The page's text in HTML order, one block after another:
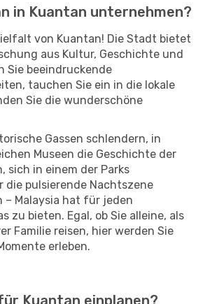
in Kuantan unternehmen?
von Kuantan! Die Stadt bietet
aus Kultur, Geschichte und
Sie beeindruckende
tauchen Sie ein in die lokale
Sie die wunderschöne
Gassen schlendern, in
Museen die Geschichte der
sich in einem der Parks
die pulsierende Nachtszene
– Malaysia hat für jeden
zu bieten. Egal, ob Sie alleine, als
Familie reisen, hier werden Sie
erleben.
Kuantan einplanen?